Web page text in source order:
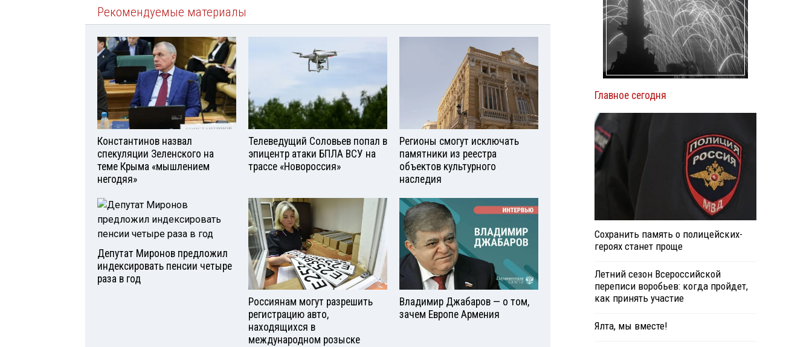
Рекомендуемые материалы
Константинов назвал
спекуляции Зеленского на
теме Крыма «мышлением
негодяя»
Телеведущий Соловьев попал в
эпицентр атаки БПЛА ВСУ на
трассе «Новороссия»
Регионы смогут исключать
памятники из реестра
объектов культурного
наследия
Депутат Миронов предложил
индексировать пенсии четыре
раза в год
Россиянам могут разрешить
регистрацию авто,
находящихся в
международном розыске
Владимир Джабаров — о том,
зачем Европе Армения
Главное сегодня
Сохранить память о полицейских-
героях станет проще
Летний сезон Всероссийской
переписи воробьев: когда пройдет,
как принять участие
Ялта, мы вместе!